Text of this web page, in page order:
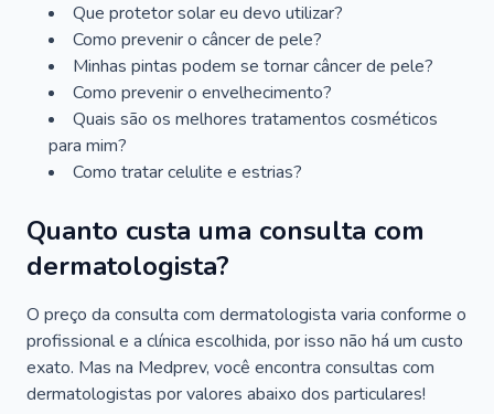
Que protetor solar eu devo utilizar?
Como prevenir o câncer de pele?
Minhas pintas podem se tornar câncer de pele?
Como prevenir o envelhecimento?
Quais são os melhores tratamentos cosméticos
para mim?
Como tratar celulite e estrias?
Quanto custa uma consulta com
dermatologista?
O preço da consulta com dermatologista varia conforme o
profissional e a clínica escolhida, por isso não há um custo
exato. Mas na Medprev, você encontra consultas com
dermatologistas por valores abaixo dos particulares!